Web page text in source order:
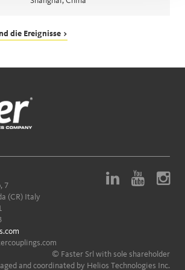
die Ereignisse >
7
(CR) Italy
© Faster Srl with sole shareholder
and coordinated by Helios Technologies Inc.